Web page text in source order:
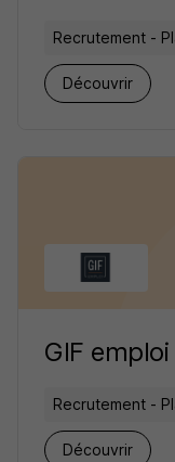
Recrutement -
Découvrir
GIF
Recrutement -
Découvrir